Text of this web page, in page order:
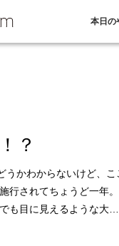
本日の
？
かわからないけど、こ
行されてちょうど一年
も目に見えるような大…